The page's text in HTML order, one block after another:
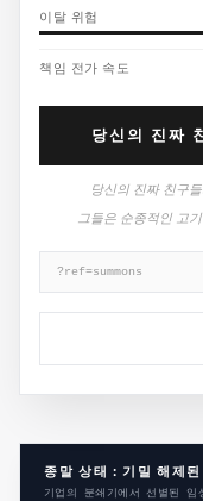
이탈 위험
책임 전가 속도
당신의 진짜
당신의 진짜 친구
그들은 순종적인 고
?ref=summons
종말 상태 : 기밀 해제된
기업의 분쇄기에서 선별된 임